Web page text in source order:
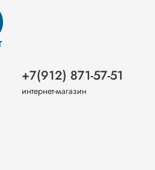
+7(912) 871-57-51
интернет-магазин